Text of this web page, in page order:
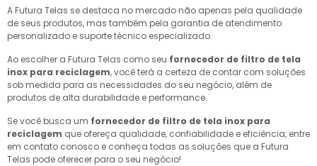
A Futura Telas se destaca no mercado não apenas pela qualidade
de seus produtos, mas também pela garantia de atendimento
personalizado e suporte técnico especializado.
Ao escolher a Futura Telas como seu fornecedor de filtro de tela
inox para reciclagem, você terá a certeza de contar com soluções
sob medida para as necessidades do seu negócio, além de
produtos de alta durabilidade e performance.
Se você busca um fornecedor de filtro de tela inox para
reciclagem que ofereça qualidade, confiabilidade e eficiência, entre
em contato conosco e conheça todas as soluções que a Futura
Telas pode oferecer para o seu negócio!